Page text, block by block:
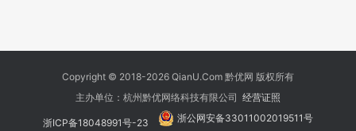
Copyright © 2018-2026 QianU.Com 黔优网 版权所有
主办单位：杭州黔优网络科技有限公司 经营证照
浙ICP备18048991号-23 浙公网安备33011002019511号